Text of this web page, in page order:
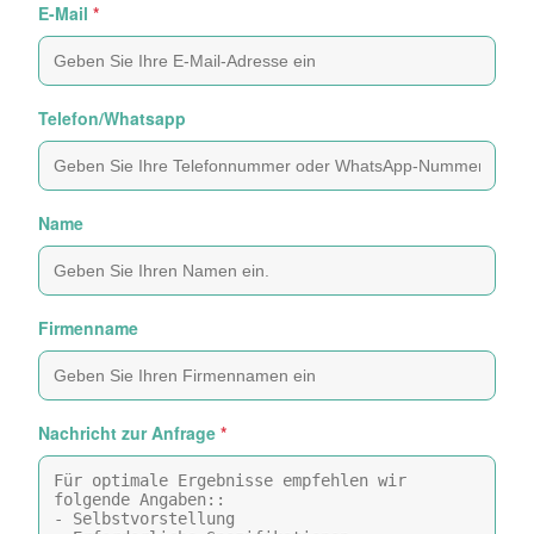
E-Mail *
Telefon/Whatsapp
Name
Firmenname
Nachricht zur Anfrage *